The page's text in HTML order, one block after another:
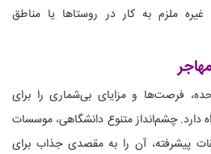
ملزم به کار در روستاها یا مناطق
فرصت‌ها و مزایای بی‌شماری را برای
دارد. چشم‌انداز متنوع دانشگاهی، موسسات
پیشرفته، آن را به مقصدی جذاب برای